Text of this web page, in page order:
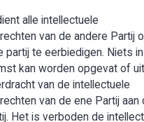
alle intellectuele
van de andere Partij
partij te eerbiedigen. Niets
kan worden opgevat of
van de intellectuele
van de ene Partij aan
Het is verboden de